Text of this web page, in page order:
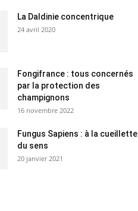
La Daldinie concentrique
24 avril 2020
Fongifrance : tous concernés
par la protection des
champignons
16 novembre 2022
Fungus Sapiens : à la cueillette
du sens
20 janvier 2021